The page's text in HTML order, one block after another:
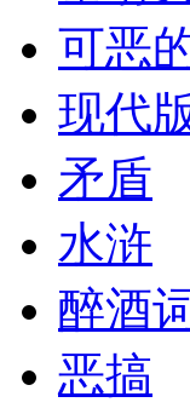
可恶
现代
矛盾
水浒
醉酒
恶搞